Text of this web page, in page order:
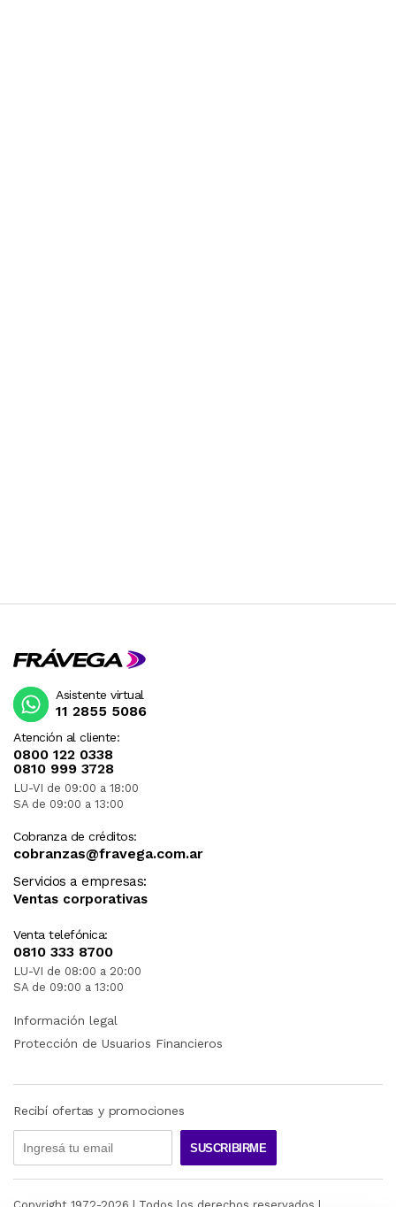
Atención al cliente:
0800 122 0338
0810 999 3728
LU-VI de 09:00 a 18:00
SA de 09:00 a 13:00
Cobranza de créditos:
cobranzas@fravega.com.ar
Servicios a empresas:
Ventas corporativas
Venta telefónica:
0810 333 8700
LU-VI de 08:00 a 20:00
SA de 09:00 a 13:00
Asistente virtual
11 2855 5086
Información legal
Protección de Usuarios Financieros
Recibí ofertas y promociones
SUSCRIBIRME